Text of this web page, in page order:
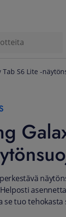
Tab S6 Lite -
se tuo